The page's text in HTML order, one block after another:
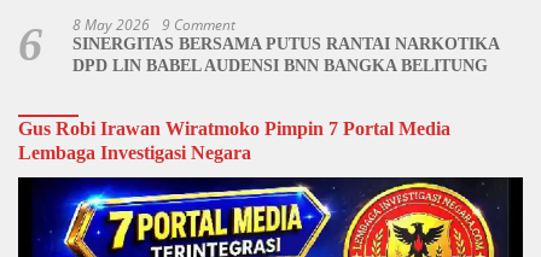
6 8 May 2026 9 Comment
SINERGITAS BERSAMA PUTUS RANTAI NARKOTIKA
DPD LIN BABEL AUDENSI BNN BANGKA BELITUNG
Gus Robi Irawan Wiratmoko Pimpin 7 Portal Media
Lembaga Investigasi Negara
Video
Player